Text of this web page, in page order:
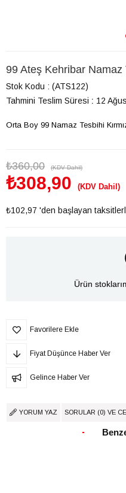
99 Ateş Kehribar Namaz
Stok Kodu
(ATS122)
Tahmini Teslim Süresi : 12
Orta Boy 99 Namaz Tesbihi
₺360,00 (KDV Dahil)
₺308,90 (KDV Dahil)
₺102,97 'den başlayan
Ürün
Favorilere Ekle
Fiyat Düşünce Haber Ver
Gelince Haber Ver
YORUM YAZ SORULAR (0) VE